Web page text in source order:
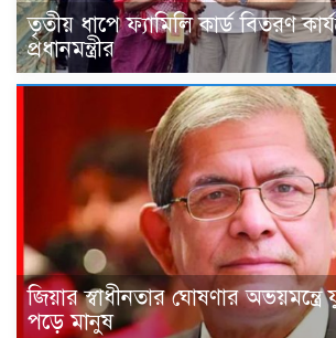
তৃতীয় ধাপে ফ্যামিলি কার্ড বিতরণ
প্রধানমন্ত্রীর
জিয়ার স্বাধীনতার ঘোষণার অভয়মন্ত্রে
পড়ে মানুষ